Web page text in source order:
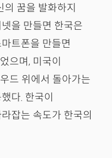
꿈을 발화하지
을 만들면 한국은
트폰을 만들면
으며, 미국이
드 위에서 돌아가는
다. 한국이
잡는 속도가 한국의